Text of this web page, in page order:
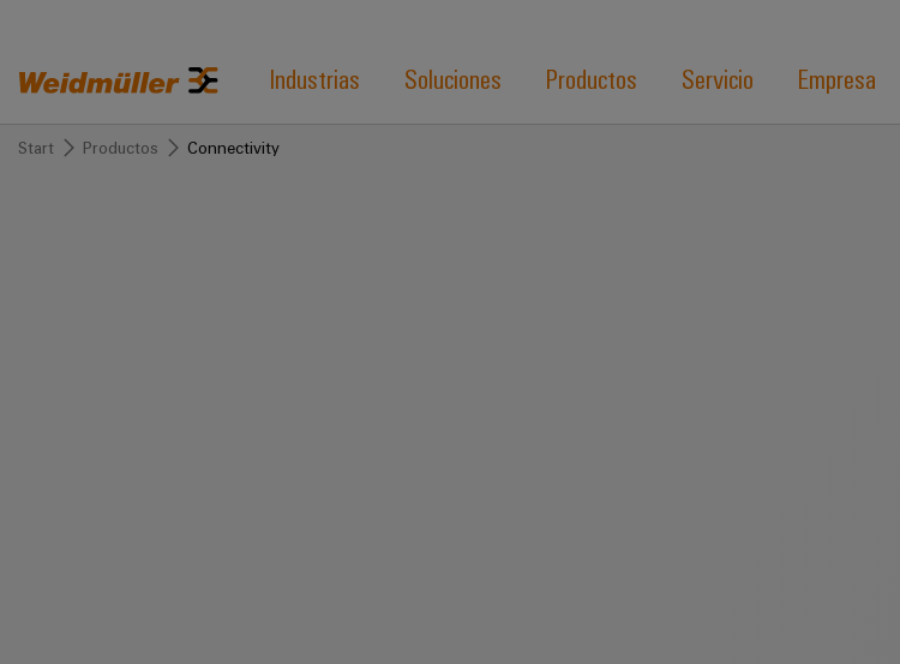
Industrias Soluciones Productos Servicio Empresa
Start Productos Connectivity